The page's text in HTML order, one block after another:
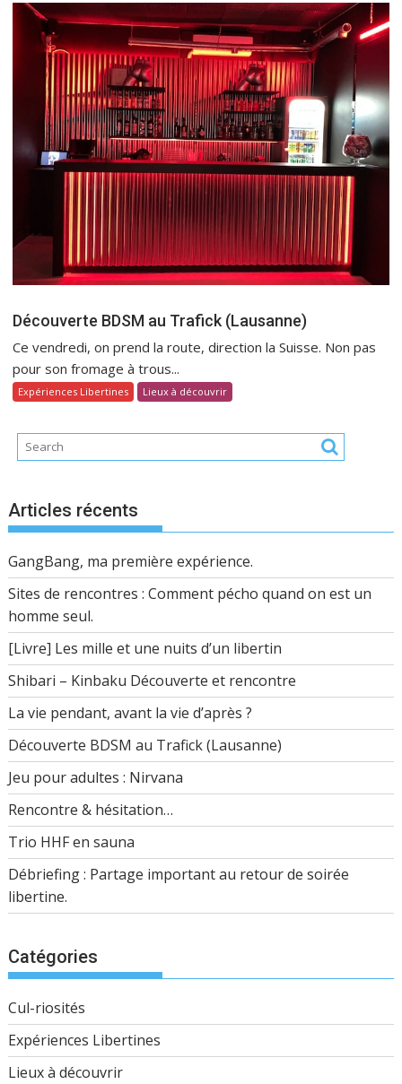
Découverte BDSM au Trafick (Lausanne)
Ce vendredi, on prend la route, direction la Suisse. Non pas
pour son fromage à trous...
Expériences Libertines Lieux à découvrir
Articles récents
GangBang, ma première expérience.
Sites de rencontres : Comment pécho quand on est un
homme seul.
[Livre] Les mille et une nuits d’un libertin
Shibari – Kinbaku Découverte et rencontre
La vie pendant, avant la vie d’après ?
Découverte BDSM au Trafick (Lausanne)
Jeu pour adultes : Nirvana
Rencontre & hésitation…
Trio HHF en sauna
Débriefing : Partage important au retour de soirée
libertine.
Catégories
Cul-riosités
Expériences Libertines
Lieux à découvrir